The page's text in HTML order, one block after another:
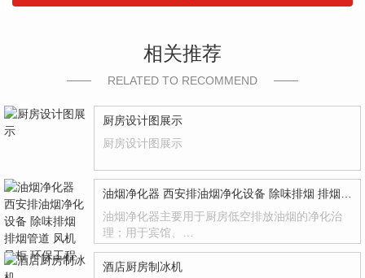
相关推荐
RELATED TO RECOMMEND
厨房设计图展示
厨房设计图展示
油烟净化器主要用于厨房低空排放油烟的净化治
理；用于宾馆、…
酒店厨房制冰机